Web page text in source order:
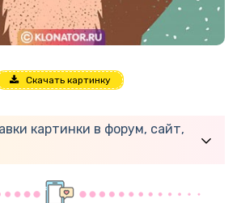
Скачать картинку
картинки в форум, сайт,